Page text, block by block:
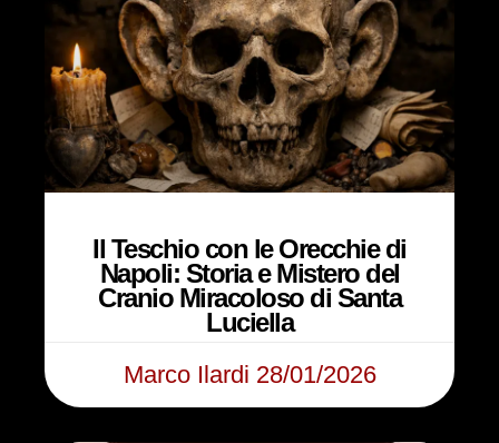
Il Teschio con le Orecchie di
Napoli: Storia e Mistero del
Cranio Miracoloso di Santa
Luciella
Marco Ilardi 28/01/2026